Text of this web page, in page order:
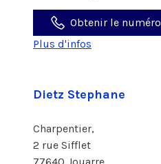
Obtenir le numéro
Plus d'infos
Dietz Stephane
Charpentier,
2 rue Sifflet